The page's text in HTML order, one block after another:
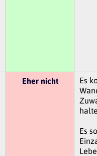
Eher nicht
Es
Es